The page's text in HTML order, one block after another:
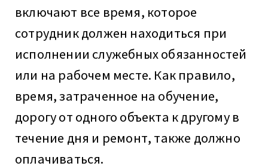
включают все время, которое
сотрудник должен находиться при
исполнении служебных обязанностей
или на рабочем месте. Как правило,
время, затраченное на обучение,
дорогу от одного объекта к другому в
течение дня и ремонт, также должно
оплачиваться.